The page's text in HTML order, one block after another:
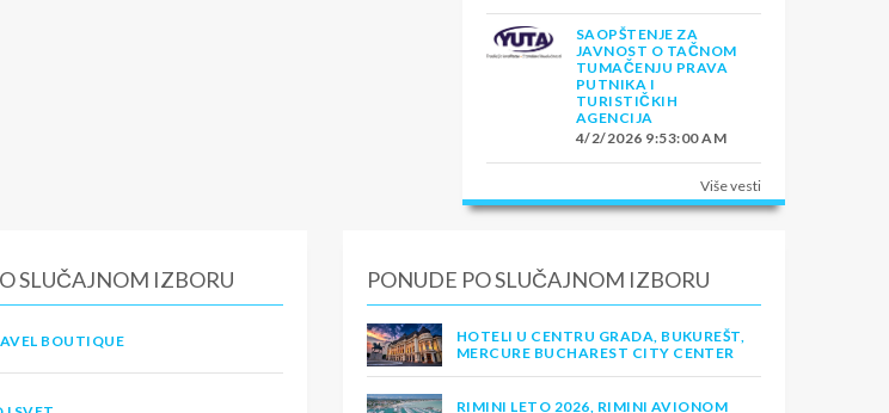
SAOPŠTENJE ZA
JAVNOST O TAČNOM
TUMAČENJU PRAVA
PUTNIKA I
TURISTIČKIH
AGENCIJA
4/2/2026 9:53:00 AM
Više vesti
SLUČAJNOM IZBORU
BOUTIQUE
PONUDE PO SLUČAJNOM IZBORU
HOTELI U CENTRU GRADA, BUKUREŠT,
MERCURE BUCHAREST CITY CENTER
RIMINI LETO 2026, RIMINI AVIONOM